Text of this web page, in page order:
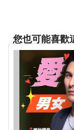
您也可能喜歡